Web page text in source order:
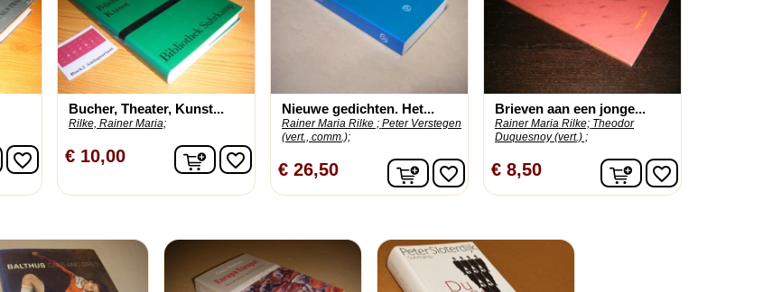
In winkelwagen
favorite_border
Bucher, Theater, Kunst...
Rilke, Rainer Maria;
€ 10,00 In winkelwagen
favorite_border
Nieuwe gedichten. Het...
Rainer Maria Rilke ; Peter Verstegen
(vert., comm.);
€ 26,50 In winkelwagen
favorite_border
Brieven aan een jonge...
Rainer Maria Rilke; Theodor
Duquesnoy (vert.) ;
€ 8,50 In winkelwagen
favorite_border